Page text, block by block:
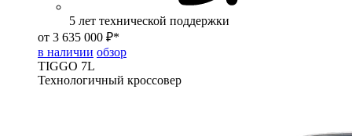
5 лет технической поддержки
от 3 635 000 ₽*
в наличии обзор
TIGGO 7L
Технологичный кроссовер